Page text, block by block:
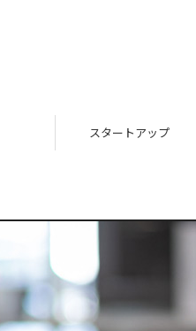
スタートアップ